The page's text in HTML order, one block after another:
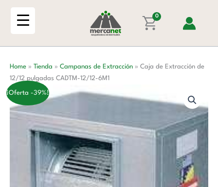
0
Home » Tienda » Campanas de Extracción » Caja de Extracción de
12/12 pulgadas CADTM-12/12-6M1
¡Oferta -39%!
12/12
pulgadas
CADTM-
6M1
cantidad